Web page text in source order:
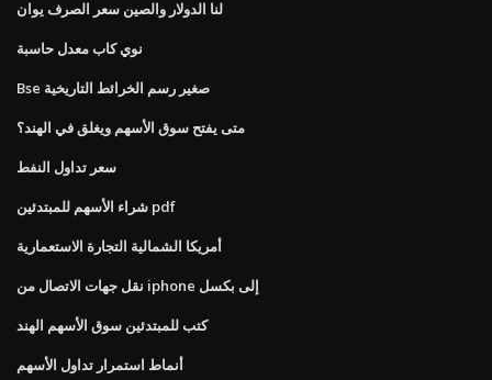
لنا الدولار والصين سعر الصرف يوان
نوي كاب معدل حاسبة
Bse صغير رسم الخرائط التاريخية
متى يفتح سوق الأسهم ويغلق في الهند؟
سعر تداول النفط
شراء الأسهم للمبتدئين pdf
أمريكا الشمالية التجارة الاستعمارية
نقل جهات الاتصال من iphone إلى بكسل
كتب للمبتدئين سوق الأسهم الهند
أنماط استمرار تداول الأسهم